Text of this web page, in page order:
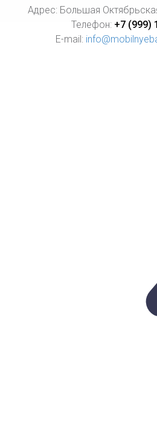
Адрес: Большая
Телефон: +7 (999)
E-mail: